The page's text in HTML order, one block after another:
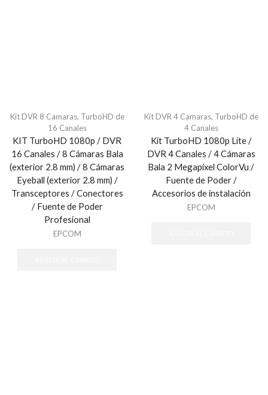
Kit DVR 8 Camaras, TurboHD de
16 Canales
KIT TurboHD 1080p / DVR
16 Canales / 8 Cámaras Bala
(exterior 2.8 mm) / 8 Cámaras
Eyeball (exterior 2.8 mm) /
Transceptores / Conectores
/ Fuente de Poder
Profesional
EPCOM
Kit DVR 4 Camaras, TurboHD de
4 Canales
Kit TurboHD 1080p Lite /
DVR 4 Canales / 4 Cámaras
Bala 2 Megapixel ColorVu /
Fuente de Poder /
Accesorios de instalación
EPCOM